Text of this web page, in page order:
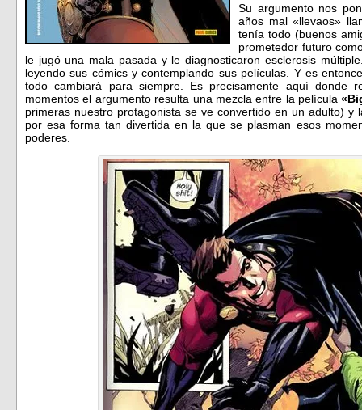
Su argumento nos
años mal «llevaos»
tenía todo (buenos
prometedor futuro
le jugó una mala pasada y le diagnosticaron esclerosis
leyendo sus cómics y contemplando sus películas. Y es
todo cambiará para siempre. Es precisamente aquí donde
momentos el argumento resulta una mezcla entre la película
primeras nuestro protagonista se ve convertido en un adulto) y
por esa forma tan divertida en la que se plasman esos
poderes.